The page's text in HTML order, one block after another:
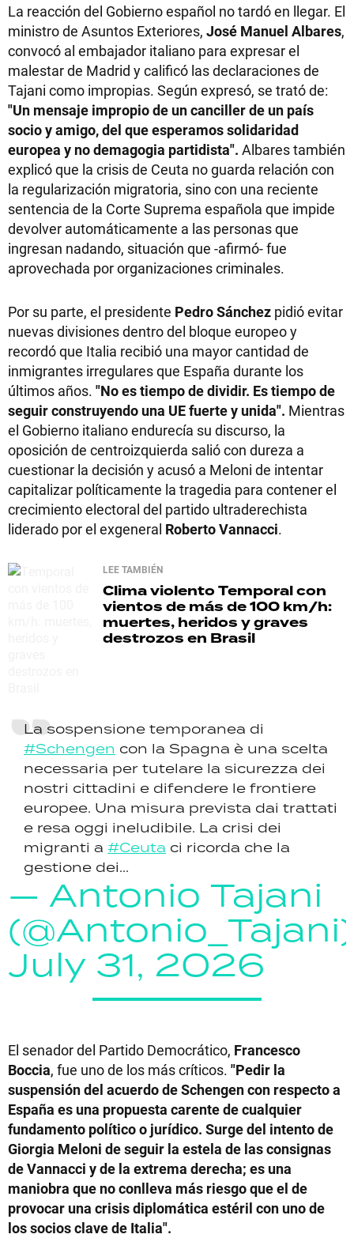
La reacción del Gobierno español no tardó en llegar. El
ministro de Asuntos Exteriores, José Manuel Albares,
convocó al embajador italiano para expresar el
malestar de Madrid y calificó las declaraciones de
Tajani como impropias. Según expresó, se trató de:
"Un mensaje impropio de un canciller de un país
socio y amigo, del que esperamos solidaridad
europea y no demagogia partidista". Albares también
explicó que la crisis de Ceuta no guarda relación con
la regularización migratoria, sino con una reciente
sentencia de la Corte Suprema española que impide
devolver automáticamente a las personas que
ingresan nadando, situación que -afirmó- fue
aprovechada por organizaciones criminales.
Por su parte, el presidente Pedro Sánchez pidió evitar
nuevas divisiones dentro del bloque europeo y
recordó que Italia recibió una mayor cantidad de
inmigrantes irregulares que España durante los
últimos años. "No es tiempo de dividir. Es tiempo de
seguir construyendo una UE fuerte y unida". Mientras
el Gobierno italiano endurecía su discurso, la
oposición de centroizquierda salió con dureza a
cuestionar la decisión y acusó a Meloni de intentar
capitalizar políticamente la tragedia para contener el
crecimiento electoral del partido ultraderechista
liderado por el exgeneral Roberto Vannacci.
LEE TAMBIÉN
Clima violentoTemporal con
vientos de más de 100 km/h:
muertes, heridos y graves
destrozos en Brasil
La sospensione temporanea di
#Schengen con la Spagna è una scelta
necessaria per tutelare la sicurezza dei
nostri cittadini e difendere le frontiere
europee. Una misura prevista dai trattati
e resa oggi ineludibile. La crisi dei
migranti a #Ceuta ci ricorda che la
gestione dei...
— Antonio Tajani
(@Antonio_Tajani)
July 31, 2026
El senador del Partido Democrático, Francesco
Boccia, fue uno de los más críticos. "Pedir la
suspensión del acuerdo de Schengen con respecto a
España es una propuesta carente de cualquier
fundamento político o jurídico. Surge del intento de
Giorgia Meloni de seguir la estela de las consignas
de Vannacci y de la extrema derecha; es una
maniobra que no conlleva más riesgo que el de
provocar una crisis diplomática estéril con uno de
los socios clave de Italia".